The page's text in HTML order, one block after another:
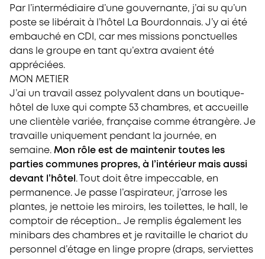
Par l’intermédiaire d’une gouvernante, j’ai su qu’un
poste se libérait à l’hôtel La Bourdonnais. J’y ai été
embauché en CDI, car mes missions ponctuelles
dans le groupe en tant qu’extra avaient été
appréciées.
MON METIER
J’ai un travail assez polyvalent dans un boutique-
hôtel de luxe qui compte 53 chambres, et accueille
une clientèle variée, française comme étrangère. Je
travaille uniquement pendant la journée, en
semaine. Mon rôle est de maintenir toutes les
parties communes propres, à l’intérieur mais aussi
devant l’hôtel . Tout doit être impeccable, en
permanence. Je passe l’aspirateur, j’arrose les
plantes, je nettoie les miroirs, les toilettes, le hall, le
comptoir de réception… Je remplis également les
minibars des chambres et je ravitaille le chariot du
personnel d’étage en linge propre (draps, serviettes